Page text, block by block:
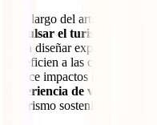
A lo largo del artículo,
impulsar el turismo
hasta diseñar experiencias
beneficien a las
reduce impactos negativos,
experiencia de viaje
de
el turismo sostenible implica: